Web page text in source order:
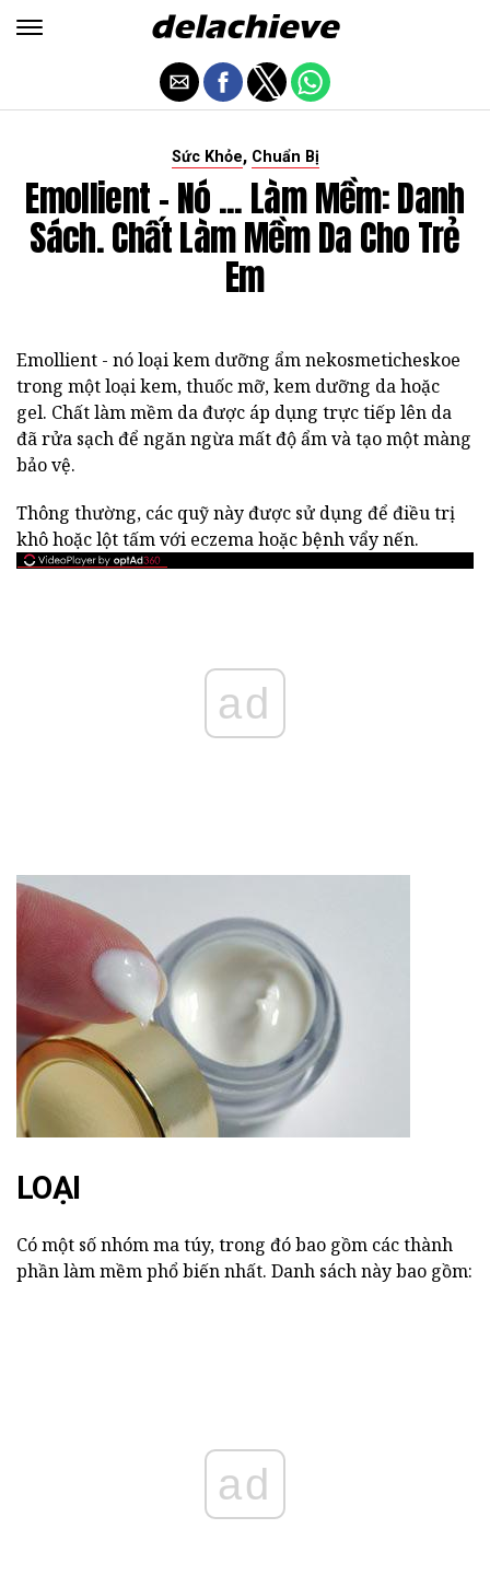
Sức Khỏe, Chuẩn Bị
Emollient - Nó ... Làm Mềm: Danh
Sách. Chất Làm Mềm Da Cho Trẻ
Em
Emollient - nó loại kem dưỡng ẩm nekosmeticheskoe
trong một loại kem, thuốc mỡ, kem dưỡng da hoặc
gel. Chất làm mềm da được áp dụng trực tiếp lên da
đã rửa sạch để ngăn ngừa mất độ ẩm và tạo một màng
bảo vệ.
Thông thường, các quỹ này được sử dụng để điều trị
khô hoặc lột tấm với eczema hoặc bệnh vẩy nến.
ad
LOẠI
Có một số nhóm ma túy, trong đó bao gồm các thành
phần làm mềm phổ biến nhất. Danh sách này bao gồm:
ad